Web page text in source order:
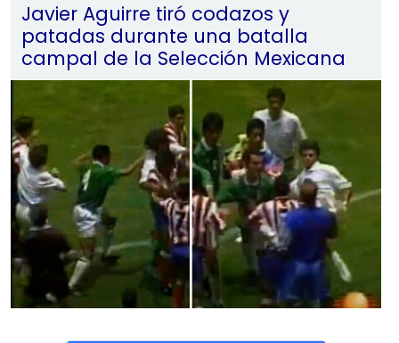
Javier Aguirre tiró codazos y
patadas durante una batalla
campal de la Selección Mexicana